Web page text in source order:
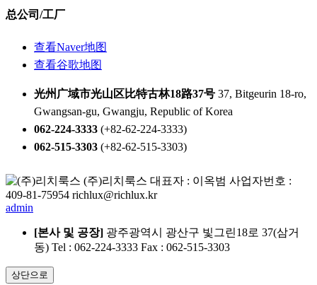
总公司/工厂
查看Naver地图
查看谷歌地图
光州广域市光山区比特古林18路37号 37, Bitgeurin 18-ro,
Gwangsan-gu, Gwangju, Republic of Korea
062-224-3333 (+82-62-224-3333)
062-515-3303 (+82-62-515-3303)
(주)리치룩스 대표자 : 이옥범 사업자번호 :
409-81-75954 richlux@richlux.kr
admin
[본사 및 공장] 광주광역시 광산구 빛그린18로 37(삼거
동) Tel : 062-224-3333 Fax : 062-515-3303
상단으로